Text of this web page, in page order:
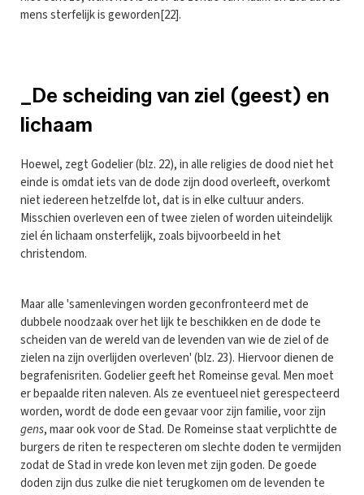
mens sterfelijk is geworden[22].
_De scheiding van ziel (geest) en
lichaam
Hoewel, zegt Godelier (blz. 22), in alle religies de dood niet het
einde is omdat iets van de dode zijn dood overleeft, overkomt
niet iedereen hetzelfde lot, dat is in elke cultuur anders.
Misschien overleven een of twee zielen of worden uiteindelijk
ziel én lichaam onsterfelijk, zoals bijvoorbeeld in het
christendom.
Maar alle 'samenlevingen worden geconfronteerd met de
dubbele noodzaak over het lijk te beschikken en de dode te
scheiden van de wereld van de levenden van wie de ziel of de
zielen na zijn overlijden overleven' (blz. 23). Hiervoor dienen de
begrafenisriten. Godelier geeft het Romeinse geval. Men moet
er bepaalde riten naleven. Als ze eventueel niet gerespecteerd
worden, wordt de dode een gevaar voor zijn familie, voor zijn
gens, maar ook voor de Stad. De Romeinse staat verplichtte de
burgers de riten te respecteren om slechte doden te vermijden
zodat de Stad in vrede kon leven met zijn goden. De goede
doden zijn dus zulke die niet terugkomen om de levenden te